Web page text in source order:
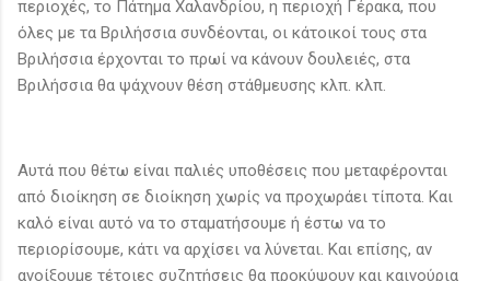
περιοχές, το Πάτημα Χαλανδρίου, η περιοχή Γέρακα, που
όλες με τα Βριλήσσια συνδέονται, οι κάτοικοί τους στα
Βριλήσσια έρχονται το πρωί να κάνουν δουλειές, στα
Βριλήσσια θα ψάχνουν θέση στάθμευσης κλπ. κλπ.
Αυτά που θέτω είναι παλιές υποθέσεις που μεταφέρονται
από διοίκηση σε διοίκηση χωρίς να προχωράει τίποτα. Και
καλό είναι αυτό να το σταματήσουμε ή έστω να το
περιορίσουμε, κάτι να αρχίσει να λύνεται. Και επίσης, αν
ανοίξουμε τέτοιες συζητήσεις θα προκύψουν και καινούρια